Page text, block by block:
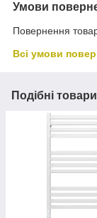
Умови
Повернення
Всі умови
Подібні